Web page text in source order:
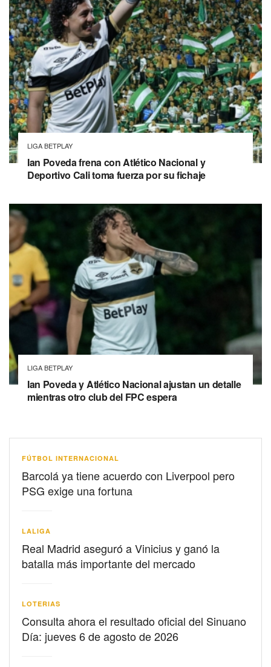
LIGA BETPLAY
Ian Poveda frena con Atlético Nacional y
Deportivo Cali toma fuerza por su fichaje
LIGA BETPLAY
Ian Poveda y Atlético Nacional ajustan un detalle
mientras otro club del FPC espera
FÚTBOL INTERNACIONAL
Barcolá ya tiene acuerdo con Liverpool pero
PSG exige una fortuna
LALIGA
Real Madrid aseguró a Vinicius y ganó la
batalla más importante del mercado
LOTERIAS
Consulta ahora el resultado oficial del Sinuano
Día: jueves 6 de agosto de 2026